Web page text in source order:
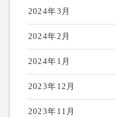
2024年3月
2024年2月
2024年1月
2023年12月
2023年11月